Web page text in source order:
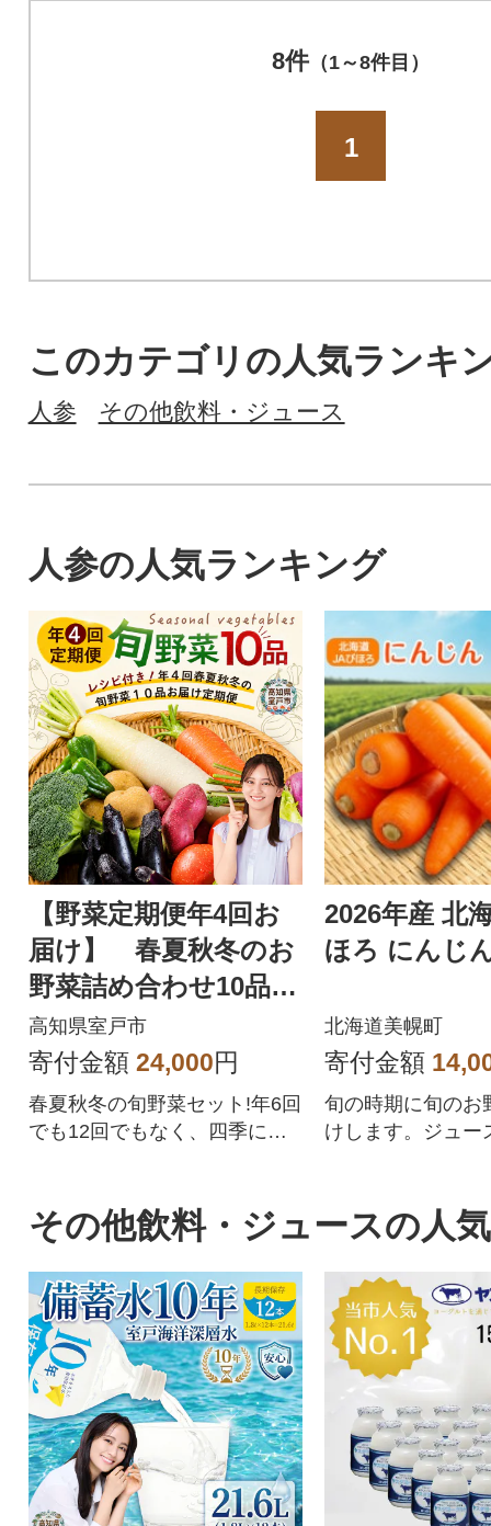
8件（1～8件目）
1
このカテゴリの人気ランキ
人参 その他飲料・ジュース
人参の人気ランキング
【野菜定期便年4回お
届け】 春夏秋冬のお
野菜詰め合わせ10品
レシピ付き春夏秋冬の
野菜セット
高知県室戸市
寄付金額 24,000円
春夏秋冬の旬野菜セット!年6回
でも12回でもなく、四季に合
マト)、なす、さつま芋(さつま
いも)、大根、じゃがいも、人
参(ニンジン)、キャベツ、白菜
などを野菜詰め合わせ!野菜ジ
ュース・野菜スープなど野菜
中心の生活に、アウトドア、
キャンプなどのBBQ(バーベキ
ュー)にもご活用いただけま
す。
2026年産 北
ほろ にんじ
北海道美幌町
寄付金額
旬の時期に旬のお
けします。ジュー
その他飲料・ジュースの人